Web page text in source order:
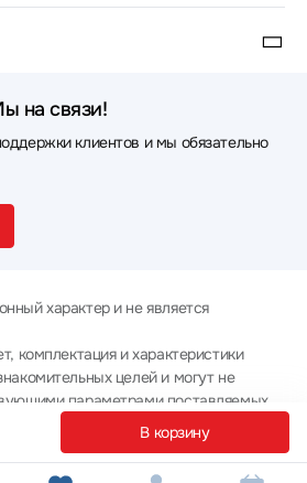
В корзину
на связи!
клиентов и мы обязательно
характер и не является
комплектация и характеристики
целей и могут не
параметрами поставляемых
у менеджера при
конфиденциальности